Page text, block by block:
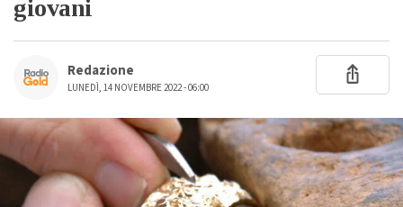
giovani
Redazione
LUNEDÌ, 14 NOVEMBRE 2022 - 06:00